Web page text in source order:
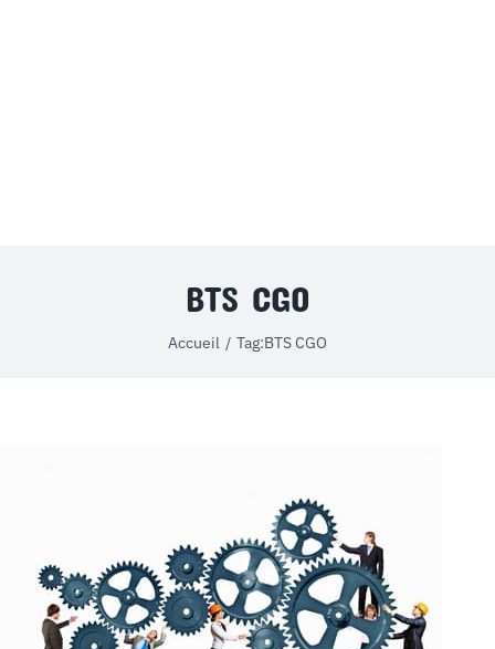
BTS CGO
Accueil Tag:BTS CGO